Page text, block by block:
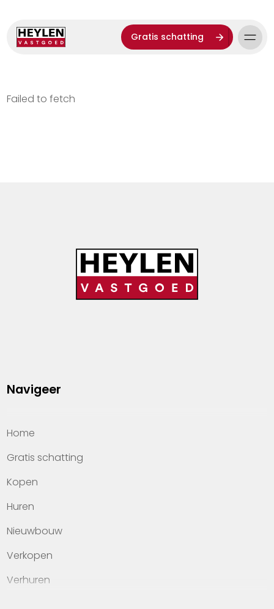
Gratis schatting
Failed to fetch
Navigeer
Home
Gratis schatting
Kopen
Huren
Nieuwbouw
Verkopen
Verhuren